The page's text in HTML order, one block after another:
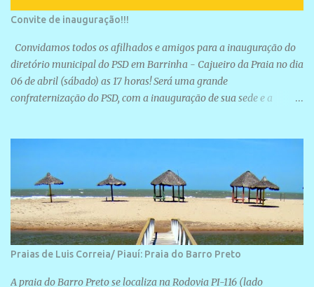
Convite de inauguração!!!
Convidamos todos os afilhados e amigos para a inauguração do
diretório municipal do PSD em Barrinha - Cajueiro da Praia no dia
06 de abril (sábado) as 17 horas! Será uma grande
confraternização do PSD, com a inauguração de sua sede e a
Praias de Luis Correia/ Piauí: Praia do Barro Preto
A praia do Barro Preto se localiza na Rodovia PI-116 (lado